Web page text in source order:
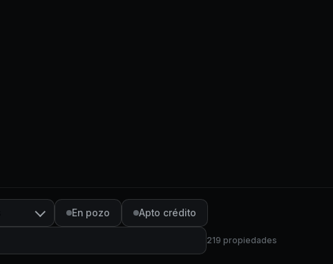
En pozo Apto crédito
219 propiedades